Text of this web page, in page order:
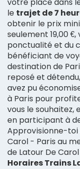
le trajet de 7
obtenir le prix
seulement 19,00
ponctualité et du
bénéficiant de
destination de
reposé et
avez pu
à Paris pour
vous le souhaitez,
en participant à
Approvisionne-toi
Carol - Paris au
de Latour De
Horaires Trains